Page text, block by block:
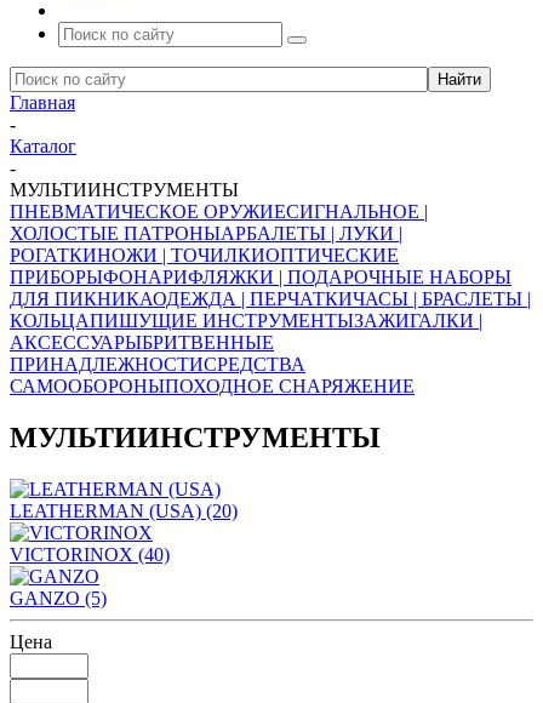
Главная
-
Каталог
-
МУЛЬТИИНСТРУМЕНТЫ
ПНЕВМАТИЧЕСКОЕ ОРУЖИЕСИГНАЛЬНОЕ |
ХОЛОСТЫЕ ПАТРОНЫАРБАЛЕТЫ | ЛУКИ |
РОГАТКИНОЖИ | ТОЧИЛКИОПТИЧЕСКИЕ
ПРИБОРЫФОНАРИФЛЯЖКИ | ПОДАРОЧНЫЕ НАБОРЫ
ДЛЯ ПИКНИКАОДЕЖДА | ПЕРЧАТКИЧАСЫ | БРАСЛЕТЫ |
КОЛЬЦАПИШУЩИЕ ИНСТРУМЕНТЫЗАЖИГАЛКИ |
АКСЕССУАРЫБРИТВЕННЫЕ
ПРИНАДЛЕЖНОСТИСРЕДСТВА
САМООБОРОНЫПОХОДНОЕ СНАРЯЖЕНИЕ
МУЛЬТИИНСТРУМЕНТЫ
LEATHERMAN (USA) (20)
VICTORINOX (40)
GANZO (5)
Цена